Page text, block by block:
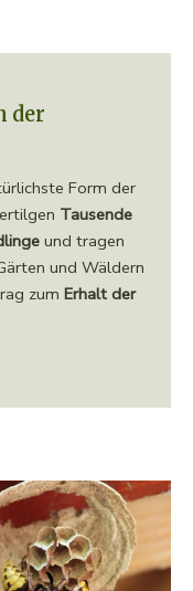
der
Form der
Tausende
und tragen
und Wäldern
zum Erhalt der